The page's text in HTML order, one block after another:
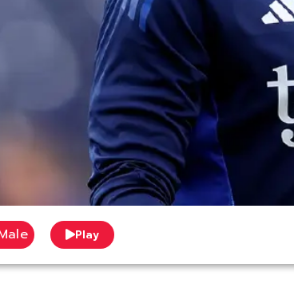
Play